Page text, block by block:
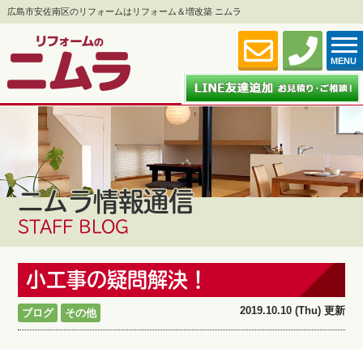
広島市安佐南区のリフォームはリフォーム＆増改築 ニムラ
MENU
ニムラ情報通信
STAFF BLOG
小工事の疑問解決！
ブログ その他 2019.10.10 (Thu) 更新